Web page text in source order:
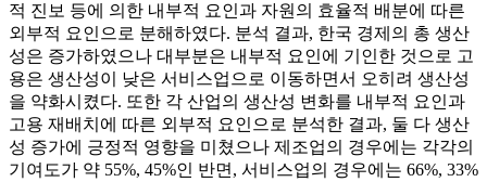
적 진보 등에 의한 내부적 요인과 자원의 효율적 배분에 따른
외부적 요인으로 분해하였다. 분석 결과, 한국 경제의 총 생산
성은 증가하였으나 대부분은 내부적 요인에 기인한 것으로 고
용은 생산성이 낮은 서비스업으로 이동하면서 오히려 생산성
을 약화시켰다. 또한 각 산업의 생산성 변화를 내부적 요인과
고용 재배치에 따른 외부적 요인으로 분석한 결과, 둘 다 생산
성 증가에 긍정적 영향을 미쳤으나 제조업의 경우에는 각각의
기여도가 약 55%, 45%인 반면, 서비스업의 경우에는 66%, 33%